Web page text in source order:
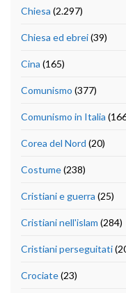
Chiesa (2.297)
Chiesa ed ebrei(39)
Cina (165)
Comunismo (377)
Comunismo in Italia
Corea del Nord (20)
Costume(238)
Cristiani e guerra (25)
Cristiani nell'islam (284)
Cristiani perseguitati
Crociate(23)